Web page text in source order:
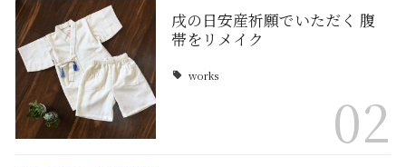
戌の日安産祈願でいただく 腹
帯をリメイク
works
02